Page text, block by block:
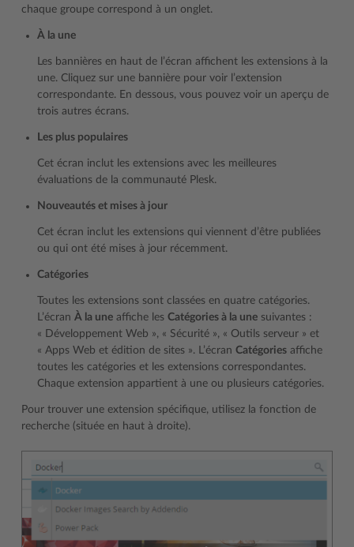
chaque groupe correspond à un onglet.
À la une
Les bannières en haut de l’écran affichent les extensions à la
une. Cliquez sur une bannière pour voir l’extension
correspondante. En dessous, vous pouvez voir un aperçu de
trois autres écrans.
Les plus populaires
Cet écran inclut les extensions avec les meilleures
évaluations de la communauté Plesk.
Nouveautés et mises à jour
Cet écran inclut les extensions qui viennent d’être publiées
ou qui ont été mises à jour récemment.
Catégories
Toutes les extensions sont classées en quatre catégories.
L’écran À la une affiche les Catégories à la une suivantes :
« Développement Web », « Sécurité », « Outils serveur » et
« Apps Web et édition de sites ». L’écran Catégories affiche
toutes les catégories et les extensions correspondantes.
Chaque extension appartient à une ou plusieurs catégories.
Pour trouver une extension spécifique, utilisez la fonction de
recherche (située en haut à droite).